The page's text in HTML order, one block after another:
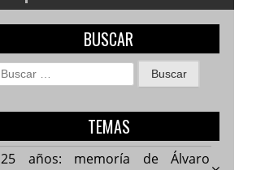
BUSCAR
Buscar:
TEMAS
25 años: memoría de Álvaro